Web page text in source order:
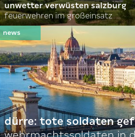
unwetter verwüsten salzburg
feuerwehren im großeinsatz
dürre: tote soldaten